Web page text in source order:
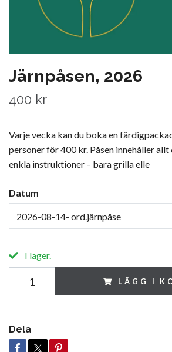
Järnpåsen, 2026
400 kr
Varje vecka kan du boka en
personer för 400 kr. Påsen innehåller
enkla instruktioner – bara grilla elle
Datum
2026-08-14- ord.järnpåse
I lager.
LÄGG I
Dela